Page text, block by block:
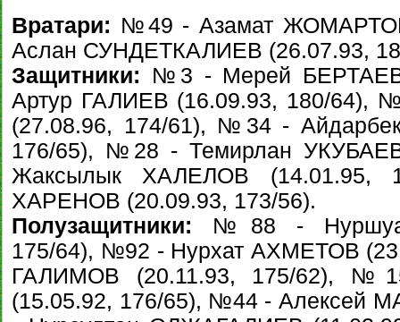
Вратари: №49 - Азамат
Аслан СУНДЕТКАЛИЕВ (26.07.93,
Защитники: №3 - Мерей
Артур ГАЛИЕВ (16.09.93, 180/
(27.08.96, 174/61), №34 -
176/65), №28 - Темирлан
Жаксылык ХАЛЕЛОВ
ХАРЕНОВ (20.09.93, 173/56).
Полузащитники: №88 -
175/64), №92 - Нурхат АХМЕТОВ
ГАЛИМОВ (20.11.93, 175/62),
(15.05.92, 176/65), №44 - Алексей